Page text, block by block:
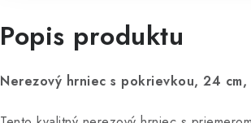
Popis produktu
Nerezový hrniec s pokrievkou, 24